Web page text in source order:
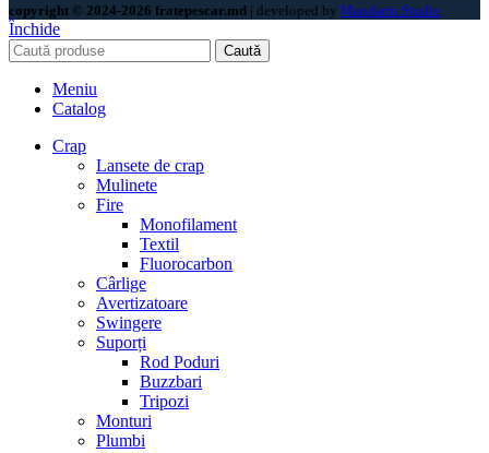
copyright © 2024-2026 fratepescar.md | developed by Mandarin Studio
Închide
Caută
Meniu
Catalog
Crap
Lansete de crap
Mulinete
Fire
Monofilament
Textil
Fluorocarbon
Cârlige
Avertizatoare
Swingere
Suporți
Rod Poduri
Buzzbari
Tripozi
Monturi
Plumbi